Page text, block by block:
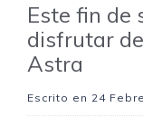
Este fin de
disfrutar
Astra
Escrito en 24